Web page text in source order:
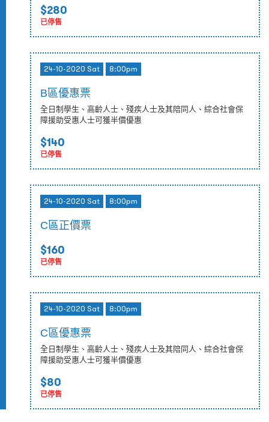
$280
已停售
24-10-2020 Sat 8:00pm
B區優惠票
全日制學生、高齡人士、殘疾人士及其陪同人、綜合社會保
障援助受惠人士可獲半價優惠
$140
已停售
24-10-2020 Sat 8:00pm
C區正價票
$160
已停售
24-10-2020 Sat 8:00pm
C區優惠票
全日制學生、高齡人士、殘疾人士及其陪同人、綜合社會保
障援助受惠人士可獲半價優惠
$80
已停售